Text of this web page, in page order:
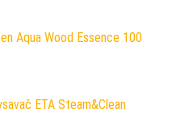
Aqua Wood Essence 100
ETA Steam&Clean